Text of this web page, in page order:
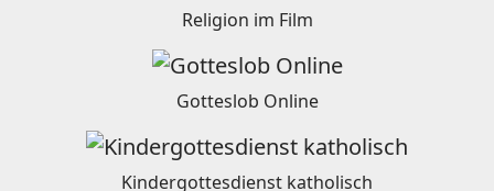
Religion im Film
Gotteslob Online
Kindergottesdienst katholisch